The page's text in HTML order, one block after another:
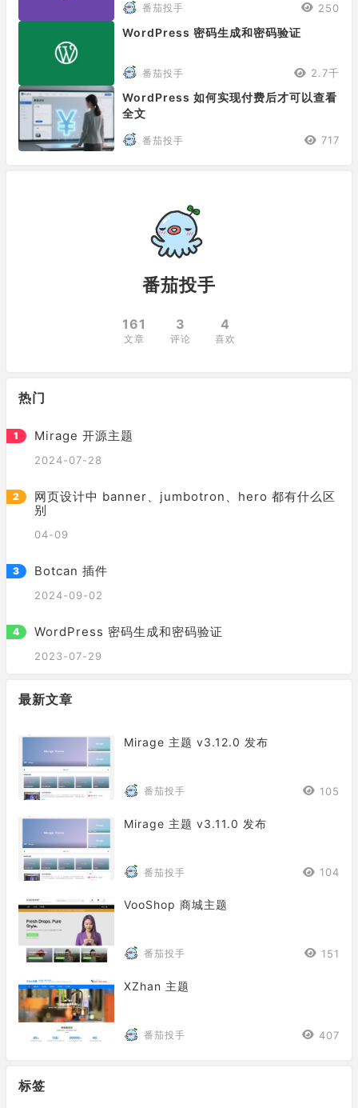
番茄投手 250
WordPress 密码生成和密码验证
番茄投手 2.7千
WordPress 如何实现付费后才可以查看
全文
番茄投手 717
番茄投手
161
文章
3
评论
4
喜欢
热门
Mirage 开源主题
2024-07-28
网页设计中 banner、jumbotron、hero 都有什么区
别
04-09
Botcan 插件
2024-09-02
WordPress 密码生成和密码验证
2023-07-29
最新文章
Mirage 主题 v3.12.0 发布
番茄投手 105
Mirage 主题 v3.11.0 发布
番茄投手 104
VooShop 商城主题
番茄投手 151
XZhan 主题
番茄投手 407
标签